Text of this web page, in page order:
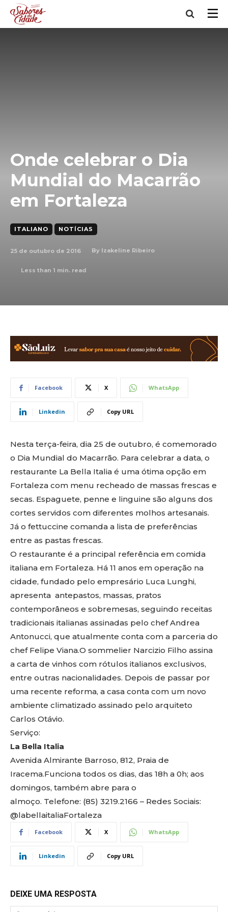
Onde celebrar o Dia
Mundial do Macarrão
em Fortaleza
ITALIANO NOTÍCIAS
25 de outubro de 2016 By Izakeline Ribeiro
Less than 1 min. read
Facebook X WhatsApp
Linkedin Copy URL
Nesta terça-feira, dia 25 de outubro, é comemorado
o Dia Mundial do Macarrão. Para celebrar a data, o
restaurante La Bella Italia é uma ótima opção em
Fortaleza com menu recheado de massas frescas e
secas. Espaguete, penne e linguine são alguns dos
cortes servidos com diferentes molhos artesanais.
Já o fettuccine comanda a lista de preferências
entre as pastas frescas.
O restaurante é a principal referência em comida
italiana em Fortaleza. Há 11 anos em operação na
cidade, fundado pelo empresário Luca Lunghi,
apresenta antepastos, massas, pratos
contemporâneos e sobremesas, seguindo receitas
tradicionais italianas assinadas pelo chef Andrea
Antonucci, que atualmente conta com a parceria do
chef Felipe Viana.O sommelier Narcizio Filho assina
a carta de vinhos com rótulos italianos exclusivos,
entre outras nacionalidades. Depois de passar por
uma recente reforma, a casa conta com um novo
ambiente climatizado assinado pelo arquiteto
Carlos Otávio.
Serviço:
La Bella Italia
Avenida Almirante Barroso, 812, Praia de
Iracema.Funciona todos os dias, das 18h a 0h; aos
domingos, também abre para o
almoço. Telefone: (85) 3219.2166 – Redes Sociais:
@labellaitaliaFortaleza
Facebook X WhatsApp
Linkedin Copy URL
DEIXE UMA RESPOSTA